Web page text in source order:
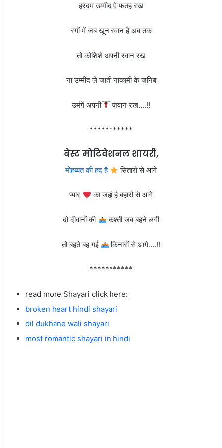
हरदम उम्मीद ऐ फतह रख
रगों में जब खून रवान है अब तक
तो कोशिशे अपनी रवान रख
ना उम्मीद ले जाती नाकामी के जनिब
उमंगें अपनी जवान रख….!!
***********
बेस्ट मोटिवेशनल शायरी,
मोहब्बत की हद है सितारों से आगे
प्यार का जहां है बहारों से आगे
दो दीवानों की कश्ती जब बहने लगी
तो बहते बह गई किनारों से आगे….!!
***********
read more Shayari click here:
broken heart hindi shayari
dil dukhane wali shayari
most romantic shayari in hindi